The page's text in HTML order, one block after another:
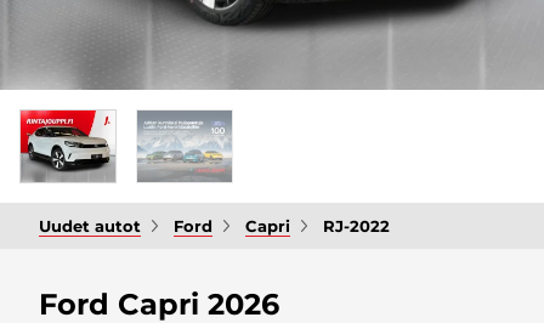
Uudet autot Ford Capri RJ-2022
Ford Capri 2026